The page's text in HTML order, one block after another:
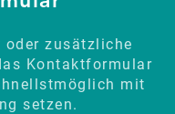
oder zusätzliche
Kontaktformular
mit
setzen.